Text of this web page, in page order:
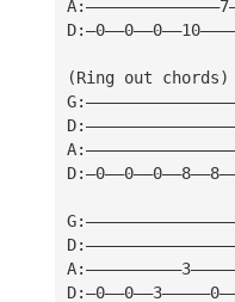
(Ring out chords)